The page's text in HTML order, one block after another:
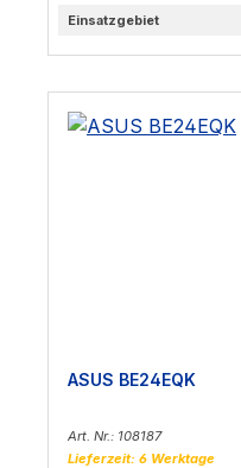
Einsatzgebiet
ASUS BE24EQK
Art. Nr.: 108187
Lieferzeit: 6 Werktage